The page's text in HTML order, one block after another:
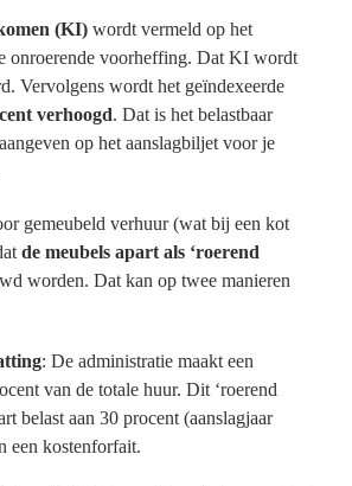
(KI) wordt vermeld op het
onroerende voorheffing. Dat KI wordt
Vervolgens wordt het geïndexeerde
verhoogd. Dat is het belastbaar
op het aanslagbiljet voor je
gemeubeld verhuur (wat bij een kot
de meubels apart als ‘roerend
worden. Dat kan op twee manieren
: De administratie maakt een
van de totale huur. Dit ‘roerend
belast aan 30 procent (aanslagjaar
een kostenforfait.